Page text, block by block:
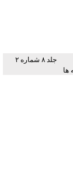
جلد ۸ شماره ۲
ها